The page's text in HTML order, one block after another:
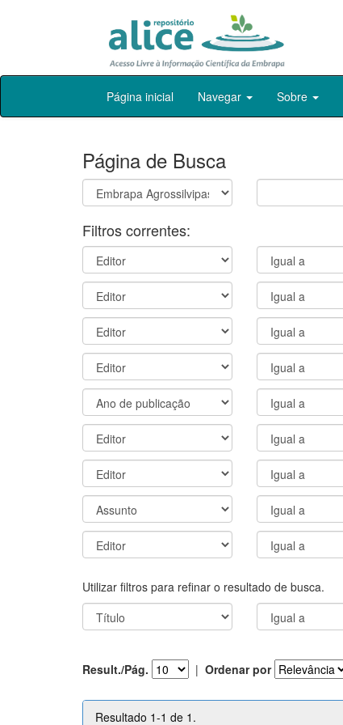
Skip
Página inicial Navegar Sobre
Página de Busca
Filtros correntes:
Utilizar filtros para refinar o resultado de busca.
Result./Pág. | Ordenar por
Resultado 1-1 de 1.